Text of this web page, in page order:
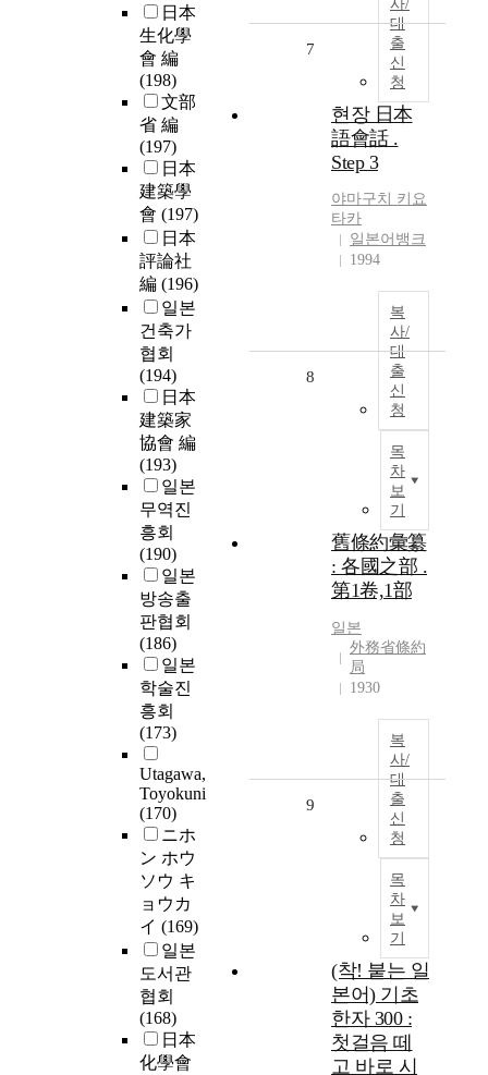
日本
生化學
會 編
(198)
文部
省 編
(197)
日本
建築學
會 (197)
日本
評論社
編 (196)
일본
건축가
협회
(194)
日本
建築家
協會 編
(193)
일본
무역진
흥회
(190)
일본
방송출
판협회
(186)
일본
학술진
흥회
(173)
Utagawa,
Toyokuni
(170)
ニホ
ン ホウ
ソウ キ
ョウカ
イ (169)
일본
도서관
협회
(168)
日本
化學會
사/
대
출
신
청
7
현장 日本
語會話 .
Step 3
야마구치 키요
타카
일본어뱅크
1994
복
사/
대
출
신
청
목
차
보
기
8
舊條約彙纂
: 各國之部 .
第1卷,1部
일본
外務省條約
局
1930
복
사/
대
출
신
청
목
차
보
기
9
(착! 붙는 일
본어) 기초
한자 300 :
첫걸음 떼
고 바로 시